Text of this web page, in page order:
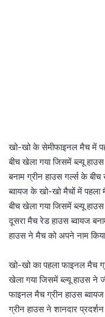
खो-खो के सेमीफाइनल मैच में
बीच खेला गया जिसमें ब्ल्यू
बनाम ग्रीन हाउस गर्ल्स के
ब्वायज के खो-खो मैचों में पहला
बीच खेला गया जिसमें ब्ल्यू
दूसरा मैच रेड हाउस ब्वायज
हाउस ने मैच को अपने नाम
खो-खो का पहला फाइनल मैच
खेला गया जिसमें ब्ल्यू हाउस ने
फाइनल मैच ग्रीन हाउस
ग्रीन हाउस ने शानदार